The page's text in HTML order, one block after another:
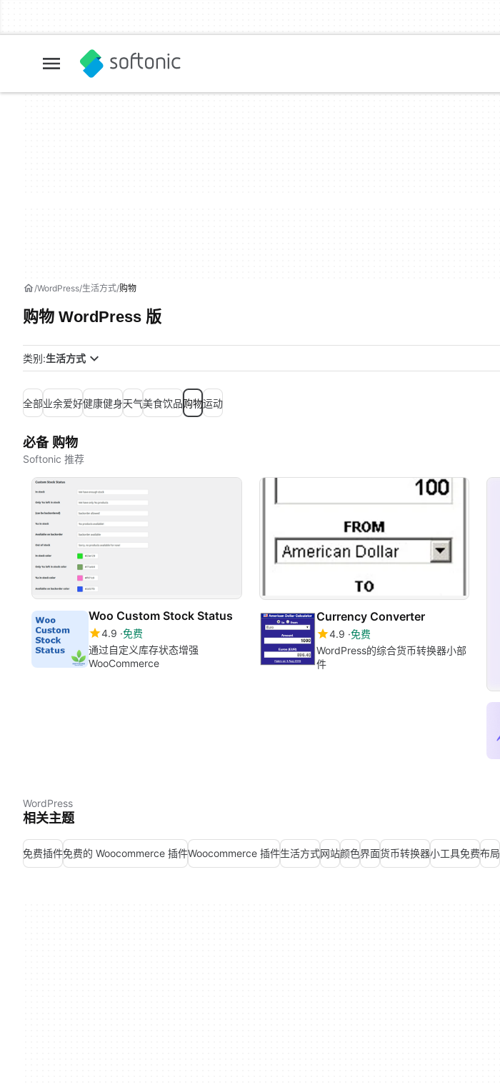
WordPress 生活方式 购物
购物 WordPress 版
类别:生活方式
全部业余爱好健康健身天气美食饮品购物运动
必备 购物
Softonic 推荐
Woo Custom Stock Status
4.9 免费
通过自定义库存状态增强
WooCommerce
Currency Converter
4.9 免费
WordPress的综合货币转换器小部
件
WordPress
相关主题
免费插件免费的 Woocommerce 插件Woocommerce 插件生活方式网站颜色界面货币转换器小工具免费布局